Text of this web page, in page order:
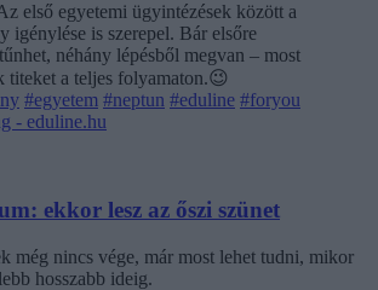
első egyetemi ügyintézések között a
igénylése is szerepel. Bár elsőre
néhány lépésből megvan – most
titeket a teljes folyamaton.😉
#egyetem #neptun #eduline #foryou
- eduline.hu
ekkor lesz az őszi szünet
még nincs vége, már most lehet tudni, mikor
hosszabb ideig.